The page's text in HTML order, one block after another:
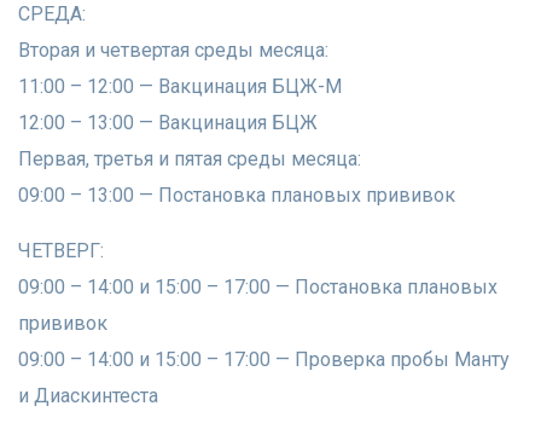
СРЕДА:
​Вторая и четвертая среды месяца:
​11:00 – 12:00 — Вакцинация БЦЖ-М
​12:00 – 13:00 — Вакцинация БЦЖ
​Первая, третья и пятая среды месяца:
​09:00 – 13:00 — Постановка плановых прививок
ЧЕТВЕРГ:
​09:00 – 14:00 и 15:00 – 17:00 — Постановка плановых
прививок
​09:00 – 14:00 и 15:00 – 17:00 — Проверка пробы Манту
и Диаскинтеста